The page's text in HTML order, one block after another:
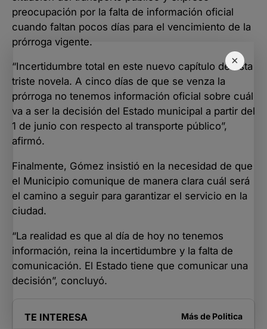
×
preocupación por la falta de información oficial
cuando faltan pocos días para el vencimiento de la
prórroga vigente.
“Incertidumbre total en este nuevo capítulo de esta
triste novela. A cinco días de que se venza la
prórroga no tenemos información oficial sobre cuál
va a ser la decisión del Estado municipal a partir del
1 de junio con respecto al transporte público”,
afirmó.
Finalmente, Gómez insistió en la necesidad de que
el Municipio comunique de manera clara cuál será
el camino a seguir para garantizar el servicio en la
ciudad.
“La realidad es que al día de hoy no tenemos
información, reina la incertidumbre y la falta de
comunicación. El Estado tiene que comunicar una
decisión”, concluyó.
TE INTERESA Más de Politica